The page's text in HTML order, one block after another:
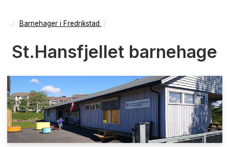
Barnehager i Fredrikstad
St.Hansfjellet barnehage